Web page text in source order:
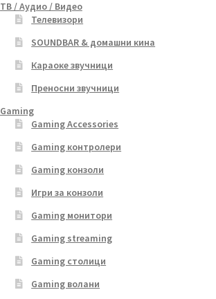
ТВ / Аудио / Видео
Телевизори
SOUNDBAR & домашни кина
Караоке звучници
Преносни звучници
Gaming
Gaming Accessories
Gaming контролери
Gaming конзоли
Игри за конзоли
Gaming монитори
Gaming streaming
Gaming столици
Gaming волани